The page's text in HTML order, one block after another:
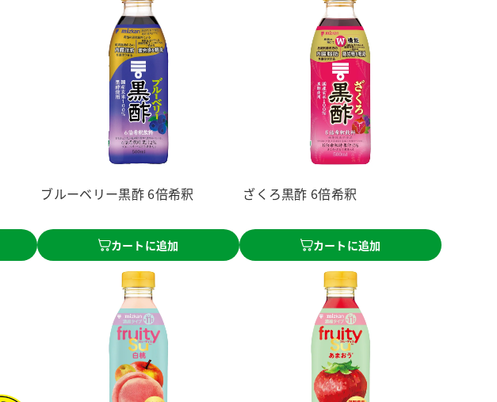
ブルーベリー黒酢 6倍希釈
カートに追加
ざくろ黒酢 6倍希釈
カートに追加